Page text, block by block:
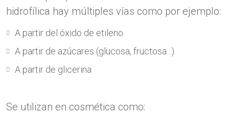
hidrofílica hay múltiples vías como por ejemplo:
A partir del óxido de etileno
A partir de azúcares (glucosa, fructosa...)
A partir de glicerina
Se utilizan en cosmética como: